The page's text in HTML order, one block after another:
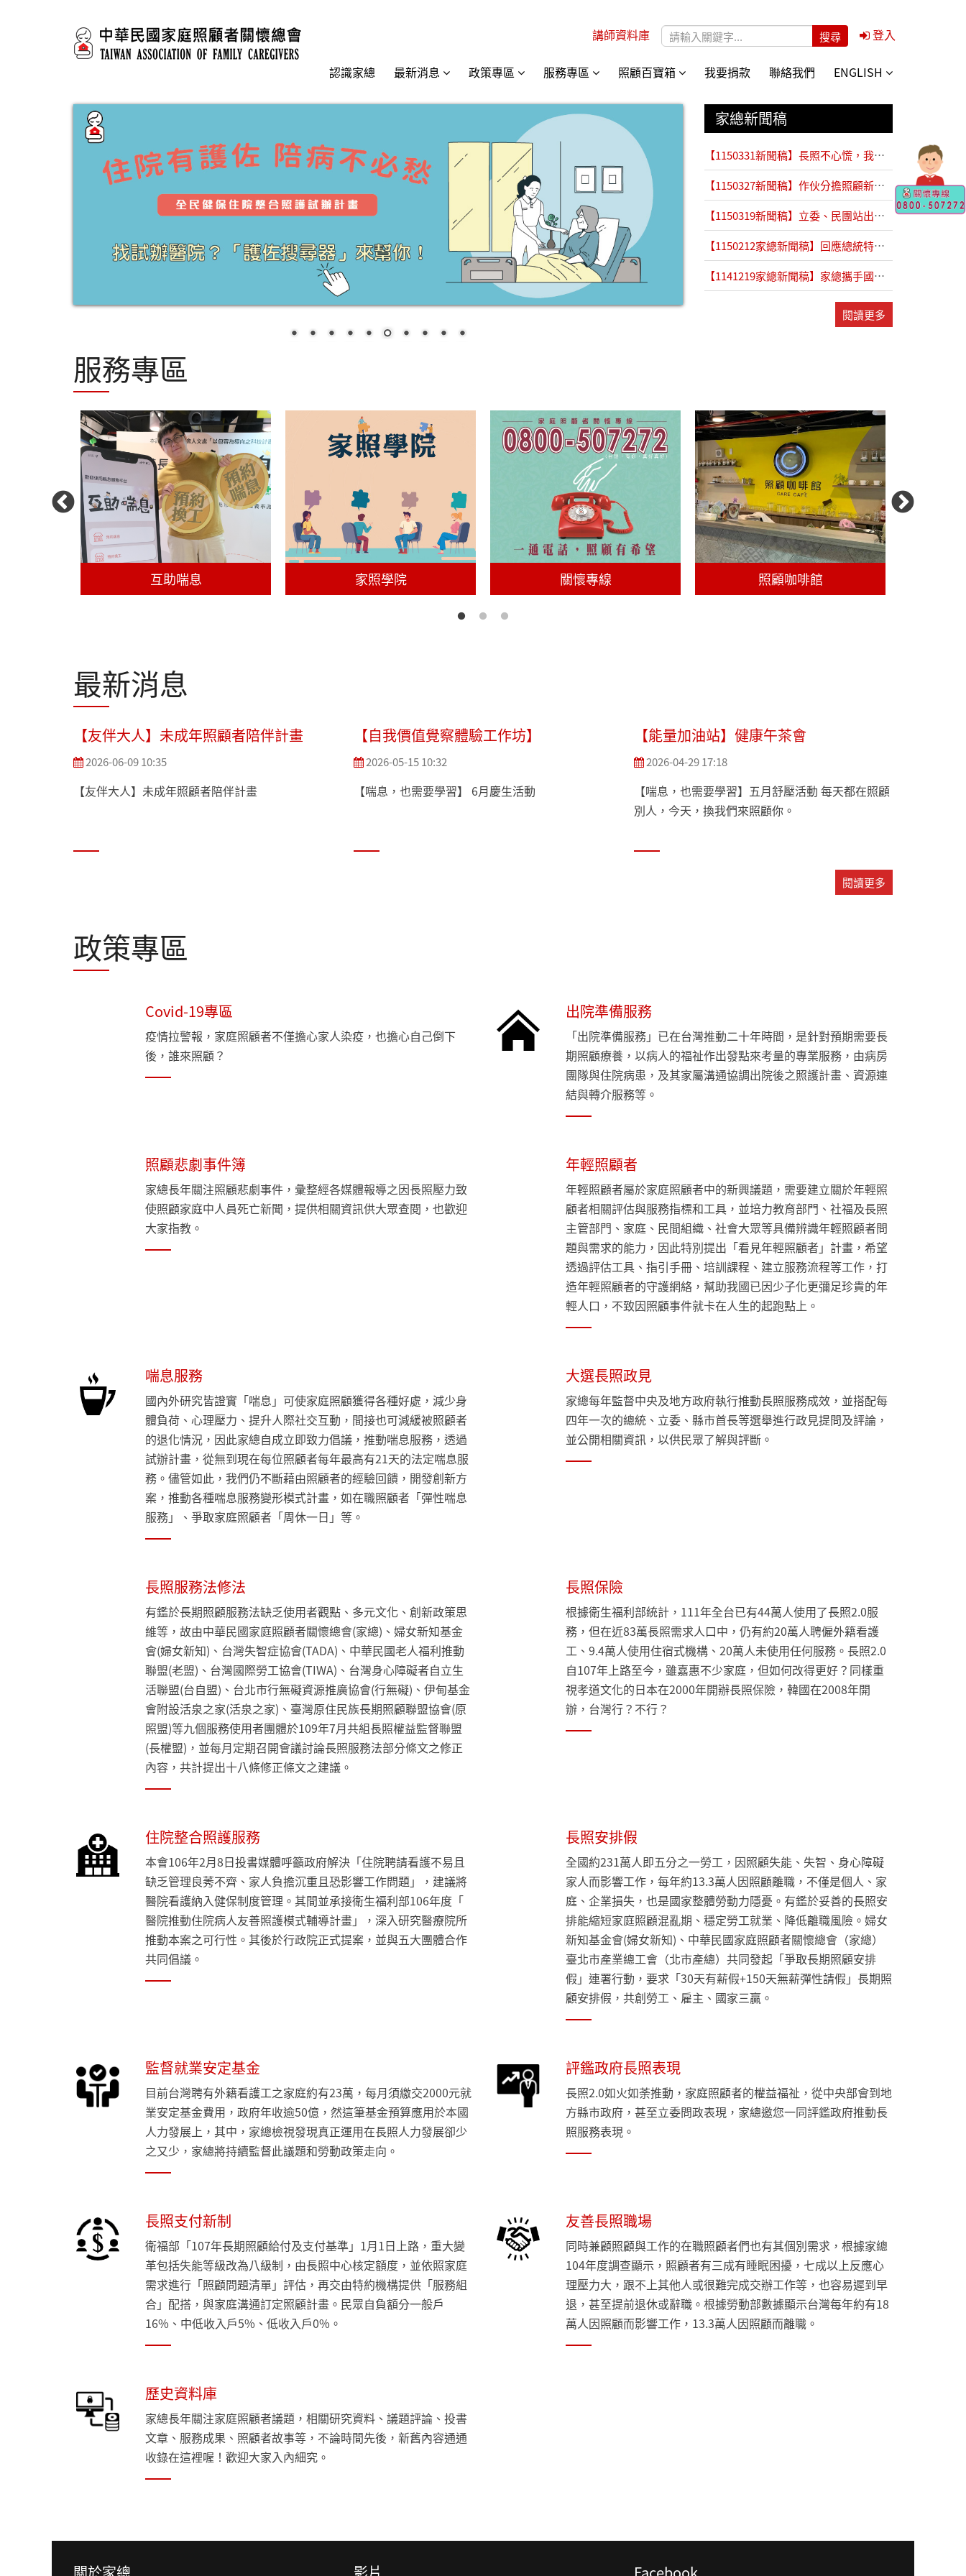
講師資料庫
搜尋表單
登入
認識家總 最新消息 政策專區 服務專區 照顧百寶箱 我要捐款 聯絡我們 ENGLISH
家總新聞稿
【1150331新聞稿】長照不心慌，我陪你長大。兒童節前夕，民團公布「守護未成年照顧者」陪跑計畫
【1150327新聞稿】作伙分擔照顧新模式！ 衛福部推動全國50處互助喘息服務據點
【1150319新聞稿】立委、民團站出來呼籲勞動部推「長期照顧安排假」
【1150212家總新聞稿】回應總統特赦高齡母親照顧者一案與四項呼籲
【1141219家總新聞稿】家總攜手國北護探討長照3.0「共融照顧圈」的創新實踐
閱讀更多
服務專區
互助喘息 家照學院 關懷專線 照顧咖啡館
最新消息
【友伴大人】未成年照顧者陪伴計畫
2026-06-09 10:35
【友伴大人】未成年照顧者陪伴計畫
【自我價值覺察體驗工作坊】
2026-05-15 10:32
【喘息，也需要學習】 6月慶生活動
【能量加油站】健康午茶會
2026-04-29 17:18
【喘息，也需要學習】五月舒壓活動 每天都在照顧
別人，今天，換我們來照顧你。
閱讀更多
政策專區
Covid-19專區
疫情拉警報，家庭照顧者不僅擔心家人染疫，也擔心自己倒下
後，誰來照顧？
出院準備服務
「出院準備服務」已在台灣推動二十年時間，是針對預期需要長
期照顧療養，以病人的福祉作出發點來考量的專業服務，由病房
團隊與住院病患，及其家屬溝通協調出院後之照護計畫、資源連
結與轉介服務等。
照顧悲劇事件簿
家總長年關注照顧悲劇事件，彙整經各媒體報導之因長照壓力致
使照顧家庭中人員死亡新聞，提供相關資訊供大眾查閱，也歡迎
大家指教。
年輕照顧者
年輕照顧者屬於家庭照顧者中的新興議題，需要建立關於年輕照
顧者相關評估與服務指標和工具，並培力教育部門、社福及長照
主管部門、家庭、民間組織、社會大眾等具備辨識年輕照顧者問
題與需求的能力，因此特別提出「看見年輕照顧者」計畫，希望
透過評估工具、指引手冊、培訓課程、建立服務流程等工作，打
造年輕照顧者的守護網絡，幫助我國已因少子化更彌足珍貴的年
輕人口，不致因照顧事件就卡在人生的起跑點上。
喘息服務
國內外研究皆證實「喘息」可使家庭照顧獲得各種好處，減少身
體負荷、心理壓力、提升人際社交互動，間接也可減緩被照顧者
的退化情況，因此家總自成立即致力倡議，推動喘息服務，透過
試辦計畫，從無到現在每位照顧者每年最高有21天的法定喘息服
務。儘管如此，我們仍不斷藉由照顧者的經驗回饋，開發創新方
案，推動各種喘息服務變形模式計畫，如在職照顧者「彈性喘息
服務」、爭取家庭照顧者「周休一日」等。
大選長照政見
家總每年監督中央及地方政府執行推動長照服務成效，並搭配每
四年一次的總統、立委、縣市首長等選舉進行政見提問及評論，
並公開相關資訊，以供民眾了解與評斷。
長照服務法修法
有鑑於長期照顧服務法缺乏使用者觀點、多元文化、創新政策思
維等，故由中華民國家庭照顧者關懷總會(家總)、婦女新知基金
會(婦女新知)、台灣失智症協會(TADA)、中華民國老人福利推動
聯盟(老盟)、台灣國際勞工協會(TIWA)、台灣身心障礙者自立生
活聯盟(台自盟)、台北市行無礙資源推廣協會(行無礙)、伊甸基金
會附設活泉之家(活泉之家)、臺灣原住民族長期照顧聯盟協會(原
照盟)等九個服務使用者團體於109年7月共組長照權益監督聯盟
(長權盟)，並每月定期召開會議討論長照服務法部分條文之修正
內容，共計提出十八條修正條文之建議。
長照保險
根據衛生福利部統計，111年全台已有44萬人使用了長照2.0服
務，但在近83萬長照需求人口中，仍有約20萬人聘僱外籍看護
工、9.4萬人使用住宿式機構、20萬人未使用任何服務。長照2.0
自107年上路至今，雖嘉惠不少家庭，但如何改得更好？同樣重
視孝道文化的日本在2000年開辦長照保險，韓國在2008年開
辦，台灣行？不行？
住院整合照護服務
本會106年2月8日投書媒體呼籲政府解決「住院聘請看護不易且
缺乏管理良莠不齊、家人負擔沉重且恐影響工作問題」，建議將
醫院看護納入健保制度管理。其間並承接衛生福利部106年度「
醫院推動住院病人友善照護模式輔導計畫」，深入研究醫療院所
推動本案之可行性。其後於行政院正式提案，並與五大團體合作
共同倡議。
長照安排假
全國約231萬人即五分之一勞工，因照顧失能、失智、身心障礙
家人而影響工作，每年約13.3萬人因照顧離職，不僅是個人、家
庭、企業損失，也是國家整體勞動力隱憂。有鑑於妥善的長照安
排能縮短家庭照顧混亂期、穩定勞工就業、降低離職風險。婦女
新知基金會(婦女新知)、中華民國家庭照顧者關懷總會（家總）
臺北市產業總工會（北市產總）共同發起「爭取長期照顧安排
假」連署行動，要求「30天有薪假+150天無薪彈性請假」長期照
顧安排假，共創勞工、雇主、國家三贏。
監督就業安定基金
目前台灣聘有外籍看護工之家庭約有23萬，每月須繳交2000元就
業安定基金費用，政府年收逾50億，然這筆基金預算應用於本國
人力發展上，其中，家總檢視發現真正運用在長照人力發展卻少
之又少，家總將持續監督此議題和勞動政策走向。
評鑑政府長照表現
長照2.0如火如荼推動，家庭照顧者的權益福祉，從中央部會到地
方縣市政府，甚至立委問政表現，家總邀您一同評鑑政府推動長
照服務表現。
長照支付新制
衛福部「107年長期照顧給付及支付基準」1月1日上路，重大變
革包括失能等級改為八級制，由長照中心核定額度，並依照家庭
需求進行「照顧問題清單」評估，再交由特約機構提供「服務組
合」配搭，與家庭溝通訂定照顧計畫。民眾自負額分一般戶
16%、中低收入戶5%、低收入戶0%。
友善長照職場
同時兼顧照顧與工作的在職照顧者們也有其個別需求，根據家總
104年度調查顯示，照顧者有三成有睡眠困擾，七成以上反應心
理壓力大，跟不上其他人或很難完成交辦工作等，也容易遲到早
退，甚至提前退休或辭職。根據勞動部數據顯示台灣每年約有18
萬人因照顧而影響工作，13.3萬人因照顧而離職。
歷史資料庫
家總長年關注家庭照顧者議題，相關研究資料、議題評論、投書
文章、服務成果、照顧者故事等，不論時間先後，新舊內容通通
收錄在這裡喔！歡迎大家入內細究。